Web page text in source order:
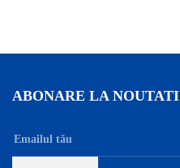
ABONARE LA NOUTATI